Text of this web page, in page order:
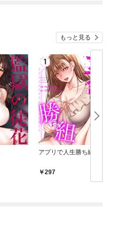
もっと見る
アプリで人生勝ち組１
297